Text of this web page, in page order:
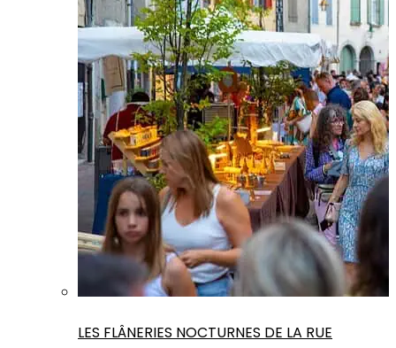
LES FLÂNERIES NOCTURNES DE LA RUE